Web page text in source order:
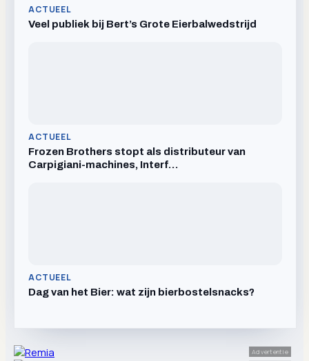
ACTUEEL
Veel publiek bij Bert’s Grote Eierbalwedstrijd
ACTUEEL
Frozen Brothers stopt als distributeur van
Carpigiani-machines, Interf…
ACTUEEL
Dag van het Bier: wat zijn bierbostelsnacks?
Advertentie